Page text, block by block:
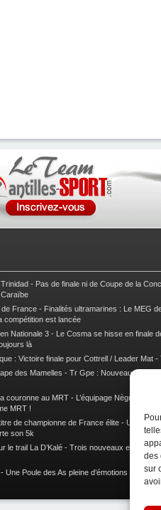
des
sur
- Pas de finale ni de Coupe de la
de France - Finalités ultramarines : Le MEG
compétition est lancée
Nationale 3 - Le Cosma se hisse en finale
là
: Victoire finale pour Cottrell / Leader Mat -
des Mamelles - Tr Gpe : Nouveau
couronne au MRT - L’équipage Nègre –
MRT !
de championne de France élite - Un semi
son 5k
le trail La D’Kalé - Trois nouveaux et un
- Une Poule des As pleine d’émotions !